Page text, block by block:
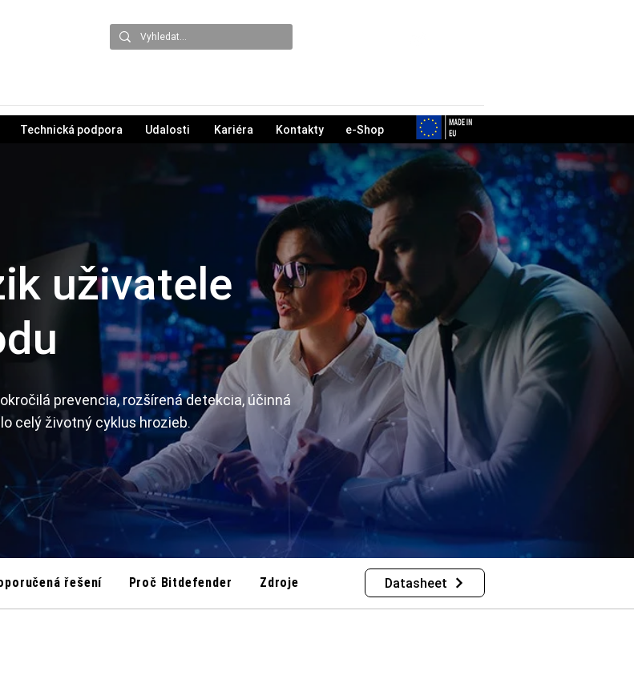
Technická podpora Udalosti Kariéra Kontakty e-Shop
uživatele
prevencia, rozšírená detekcia, účinná
celý životný cyklus hrozieb.
řešení Proč Bitdefender Zdroje Datasheet